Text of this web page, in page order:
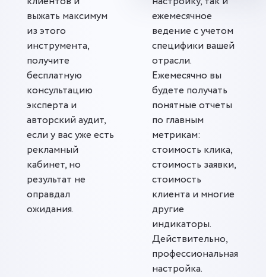
выжать максимум
из этого
инструмента,
получите
бесплатную
консультацию
эксперта и
авторский аудит,
если у вас уже есть
рекламный
кабинет, но
результат не
оправдал
ожидания.
ежемесячное
ведение с учетом
специфики вашей
отрасли.
Ежемесячно вы
будете получать
понятные отчеты
по главным
метрикам:
стоимость клика,
стоимость заявки,
стоимость
клиента и многие
другие
индикаторы.
Действительно,
профессиональная
настройка.